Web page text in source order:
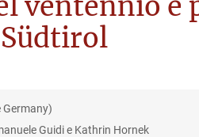
Germany)
Guidi e Kathrin Hornek